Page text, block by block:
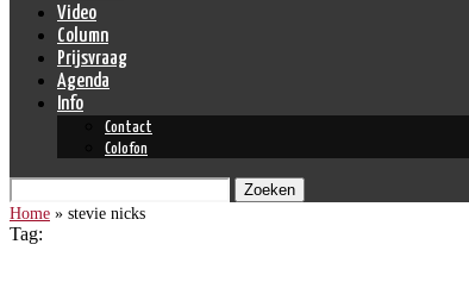
Video
Column
Prijsvraag
Agenda
Info
Contact
Colofon
Zoeken
Home » stevie nicks
Tag: